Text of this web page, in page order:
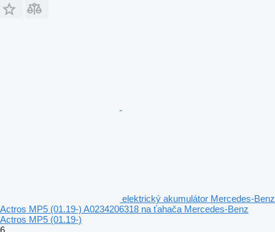
elektrický akumulátor Mercedes-Benz
Actros MP5 (01.19-) A0234206318 na ťahača Mercedes-Benz
Actros MP5 (01.19-)
6